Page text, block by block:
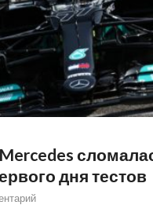
дня тестов